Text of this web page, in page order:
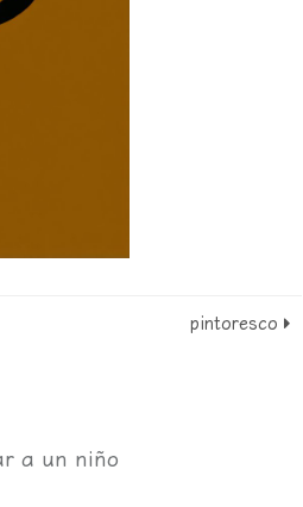
pintoresco
a un niño